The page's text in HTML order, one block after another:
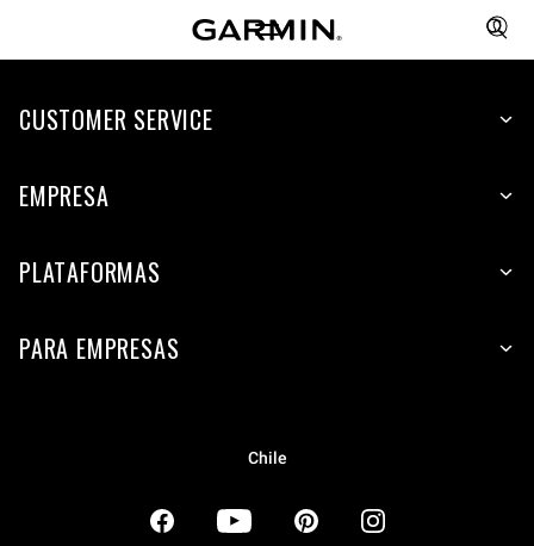
CUSTOMER SERVICE
EMPRESA
PLATAFORMAS
PARA EMPRESAS
Chile